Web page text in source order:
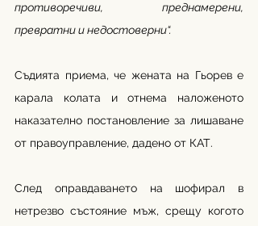
противоречиви, преднамерени,
превратни и недостоверни“.
Съдията приема, че жената на Гьорев е
карала колата и отнема наложеното
наказателно постановление за лишаване
от правоуправление, дадено от КАТ.
След оправдаването на шофирал в
нетрезво състояние мъж, срещу когото